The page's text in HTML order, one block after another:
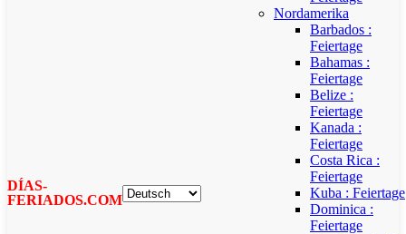
DÍAS-
FERIADOS.COM
Nordamerika
Barbados :
Feiertage
Bahamas :
Feiertage
Belize :
Feiertage
Kanada :
Feiertage
Costa Rica :
Feiertage
Kuba : Feiertage
Dominica :
Feiertage